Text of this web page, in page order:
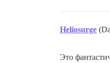
Heliosurge
Это